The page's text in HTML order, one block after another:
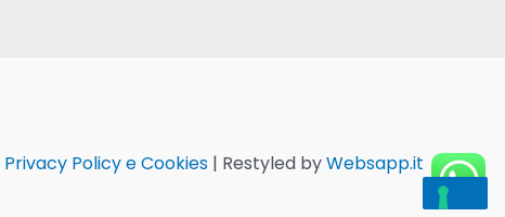
Privacy Policy e Cookies| Restyled byWebsapp.it